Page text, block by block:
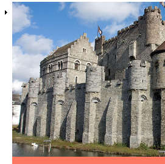
Historical
houses
teasers